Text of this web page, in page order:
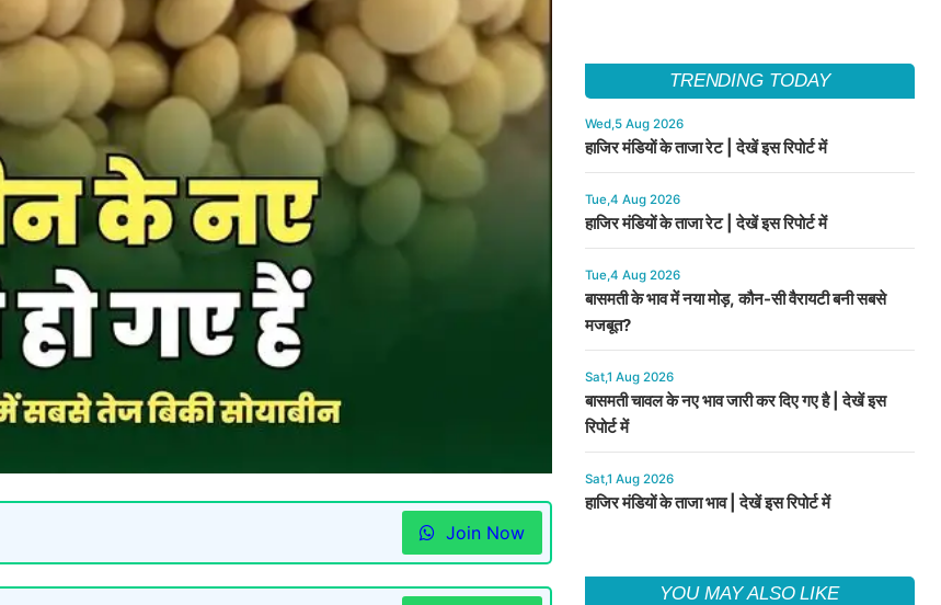
Join Now
TRENDING TODAY
Wed,5 Aug 2026
हाजिर मंडियों के ताजा रेट | देखें इस रिपोर्ट में
Tue,4 Aug 2026
हाजिर मंडियों के ताजा रेट | देखें इस रिपोर्ट में
Tue,4 Aug 2026
बासमती के भाव में नया मोड़, कौन-सी वैरायटी बनी सबसे
मजबूत?
Sat,1 Aug 2026
बासमती चावल के नए भाव जारी कर दिए गए है | देखें इस
रिपोर्ट में
Sat,1 Aug 2026
हाजिर मंडियों के ताजा भाव | देखें इस रिपोर्ट में
YOU MAY ALSO LIKE